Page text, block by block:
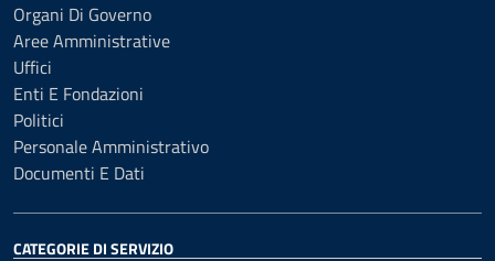
Organi Di Governo
Aree Amministrative
Uffici
Enti E Fondazioni
Politici
Personale Amministrativo
Documenti E Dati
CATEGORIE DI SERVIZIO